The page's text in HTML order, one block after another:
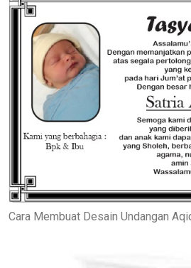
Cara Membuat Desain Undangan